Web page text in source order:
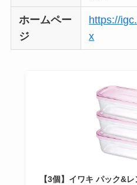
ホームペー
ジ
https://
x
【3個】イワキ パック&